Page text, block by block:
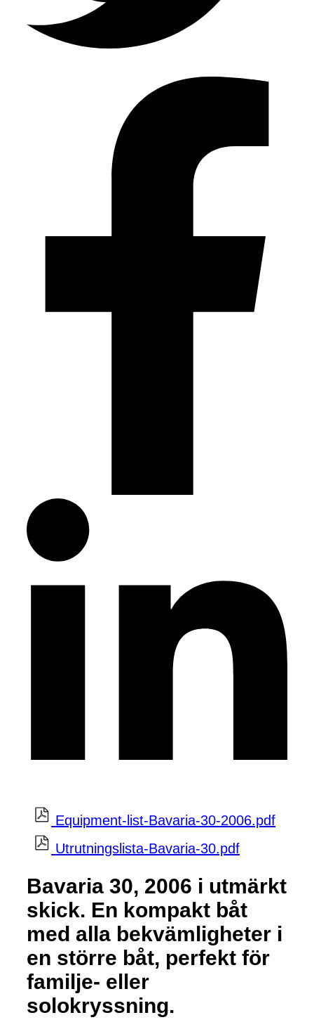
Equipment-list-Bavaria-30-2006.pdf
Utrutningslista-Bavaria-30.pdf
Bavaria 30, 2006 i utmärkt
skick. En kompakt båt
med alla bekvämligheter i
en större båt, perfekt för
familje- eller
solokryssning.